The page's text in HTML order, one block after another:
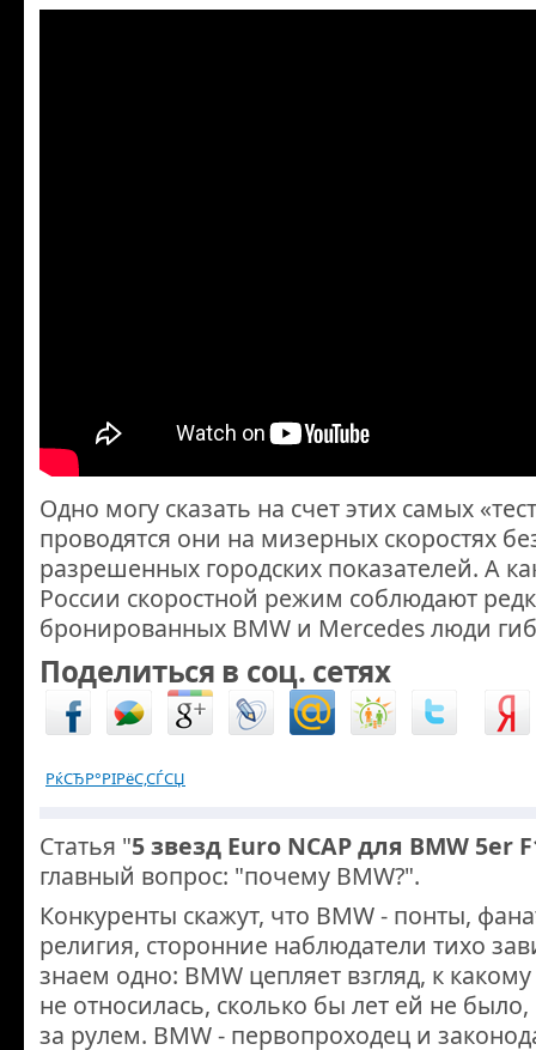
Одно могу сказать на счет этих самых
проводятся они на мизерных скоростях
разрешенных городских показателей. А
России скоростной режим соблюдают
бронированных BMW и Mercedes люди
Поделиться в соц. сетях
РќСЂР°РІРёС‚СЃСЏ
Статья "5 звезд Euro NCAP для BMW 5er
главный вопрос: "почему BMW?".
Конкуренты скажут, что BMW - понты,
религия, сторонние наблюдатели тихо
знаем одно: BMW цепляет взгляд, к
не относилась, сколько бы лет ей не
за рулем. BMW - первопроходец и